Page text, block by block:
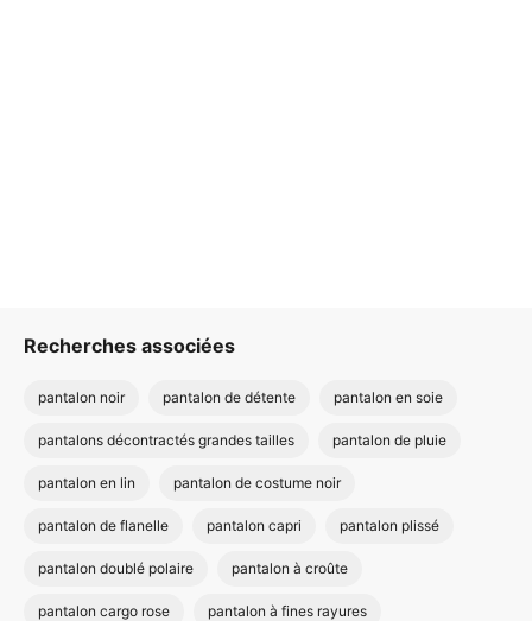
Recherches associées
pantalon noir pantalon de détente pantalon en soie
pantalons décontractés grandes tailles pantalon de pluie
pantalon en lin pantalon de costume noir
pantalon de flanelle pantalon capri pantalon plissé
pantalon doublé polaire pantalon à croûte
pantalon cargo rose pantalon à fines rayures